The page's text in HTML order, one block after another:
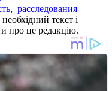
, расследования
текст і
про це редакцію.